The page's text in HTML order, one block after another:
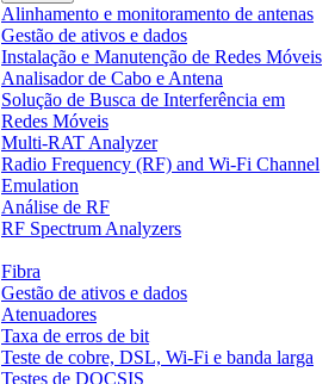
Alinhamento e monitoramento de antenas
Gestão de ativos e dados
Instalação e Manutenção de Redes Móveis
Analisador de Cabo e Antena
Solução de Busca de Interferência em
Redes Móveis
Multi-RAT Analyzer
Radio Frequency (RF) and Wi-Fi Channel
Emulation
Análise de RF
RF Spectrum Analyzers
Fibra
Gestão de ativos e dados
Atenuadores
Taxa de erros de bit
Teste de cobre, DSL, Wi-Fi e banda larga
Testes de DOCSIS